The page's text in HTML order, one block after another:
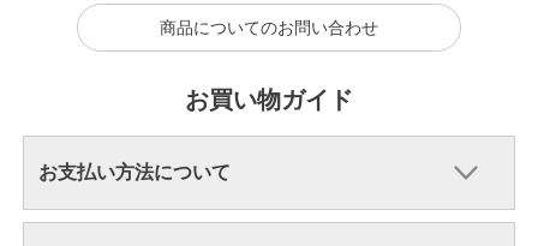
商品についてのお問い合わせ
お買い物ガイド
お支払い方法について